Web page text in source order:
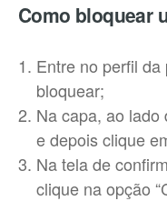
Como bloquear
Entre no perfil
bloquear;
Na capa, ao lado
e depois clique
Na tela de
clique na opção